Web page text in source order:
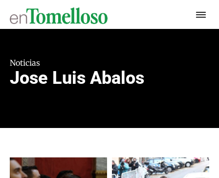
Noticias
Jose Luis Abalos